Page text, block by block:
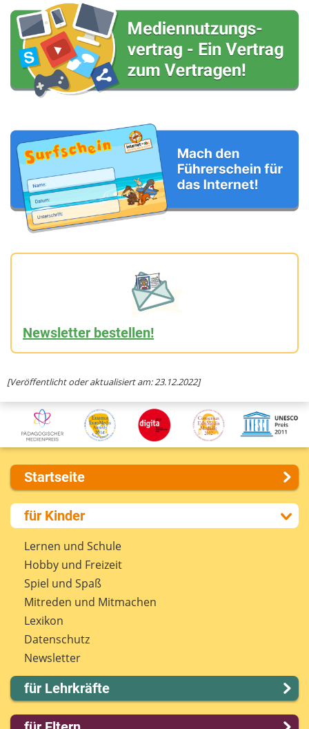
[Veröffentlicht oder aktualisiert am: 23.12.2022]
Deine Nachricht
Newsletter bestellen!
Startseite
Über uns
Presse
Kontakt
Impressum
Internet-ABC Sitemap
Barrierefreiheit
Länderprojekte
für Kinder
Lernen und Schule
Hobby und Freizeit
Spiel und Spaß
Mitreden und Mitmachen
Lexikon
Datenschutz
Newsletter
für Lehrkräfte
Lernmodule